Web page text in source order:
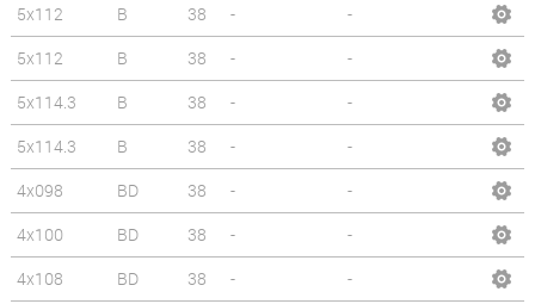
5x112
B 38 -
-
5x112
B 38 -
-
5x114.3
B 38 -
-
5x114.3
B 38 -
-
4x098
BD 38 -
-
4x100
BD 38 -
-
4x108
BD 38 -
-